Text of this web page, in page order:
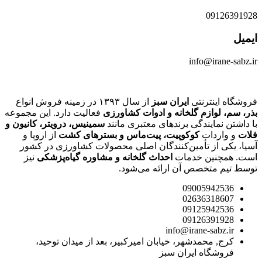
09126391928
ایمیل
info@irane-sabz.ir
فروشگاه اینترنتی ایران سبز
از سال ۱۳۹۳ در زمینه فروش انواع
بذر، سم، لوازم گلخانه و ادوات کشاورزی فعالیت دارد. این مجموعه
با داشتن نمایندگی برندهای معتبری مانند سمینیس، درویتر، کانیون و
فلات و وارداتکوکوپیت، پیت‌ماس و بسترهای کشت از اروپا و
آسیا، یکی از تأمین‌کنندگان اصلی محصولات کشاورزی در کشور
است. همچنین خدمات احداث گلخانه و مشاوره گیاه‌پزشکی نیز
توسط تیم متخصص آن ارائه می‌شود.
09005942536
02636318607
09125942536
09126391928
info@irane-sabz.ir
کرج, محمدشهر، خیابان امیرکبیر، بعد از میدان توحید،
فروشگاه ایران سبز